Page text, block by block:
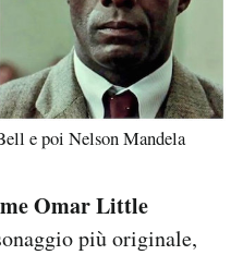
e poi Nelson Mandela
Omar Little
più originale,